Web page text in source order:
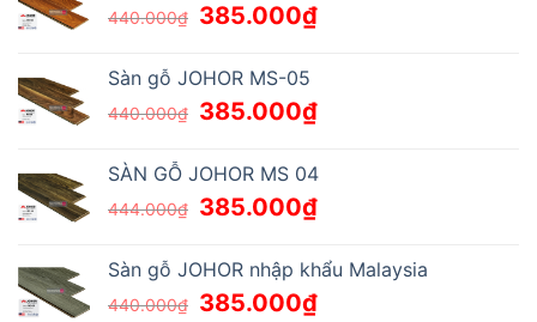
440.000₫ 385.000₫
Sàn gỗ JOHOR MS-05
440.000₫ 385.000₫
SÀN GỖ JOHOR MS 04
444.000₫ 385.000₫
Sàn gỗ JOHOR nhập khẩu Malaysia
440.000₫ 385.000₫